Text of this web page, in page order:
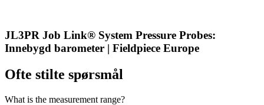
JL3PR Job Link® System Pressure Probes:
Innebygd barometer | Fieldpiece Europe
Ofte stilte spørsmål
What is the measurement range?